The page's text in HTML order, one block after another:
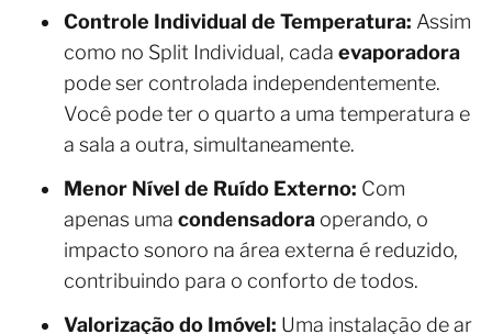
Controle Individual de Temperatura: Assim
como no Split Individual, cada evaporadora
pode ser controlada independentemente.
Você pode ter o quarto a uma temperatura e
a sala a outra, simultaneamente.
Menor Nível de Ruído Externo: Com
apenas uma condensadora operando, o
impacto sonoro na área externa é reduzido,
contribuindo para o conforto de todos.
Valorização do Imóvel: Uma instalação de ar